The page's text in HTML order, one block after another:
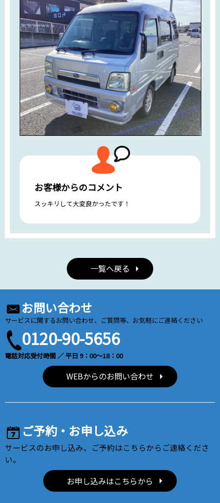
お客様からのコメント
スッキリして大変良かったです！
一覧へ戻る
お問い合わせ
サービスに関するお問い合わせ、ご質問等、お気軽にご連絡ください
0120-90-5656
電話対応受付時間 ／ 平日 9：00～18：00
WEBからのお問い合わせ
ご予約・お申し込み
サービスのお申し込み、ご予約はこちらからご連絡くださ
い。
お申し込みはこちらから